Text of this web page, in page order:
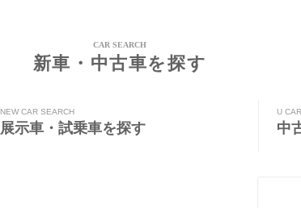
CAR SEARCH
新車・中古車を探す
NEW CAR SEARCH
展示車・試乗車を探す
U
中